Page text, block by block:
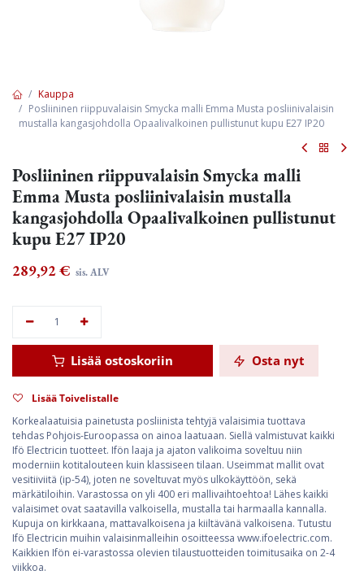
Kauppa
Posliininen riippuvalaisin Smycka malli Emma Musta posliinivalaisin
mustalla kangasjohdolla Opaalivalkoinen pullistunut kupu E27 IP20
Posliininen riippuvalaisin Smycka malli
Emma Musta posliinivalaisin mustalla
kangasjohdolla Opaalivalkoinen pullistunut
kupu E27 IP20
289,92€ sis. ALV
Lisää ostoskoriin Osta nyt
Lisää Toivelistalle
Korkealaatuisia painetusta posliinista tehtyjä valaisimia tuottava
tehdas Pohjois-Euroopassa on ainoa laatuaan. Siellä valmistuvat kaikki
Ifö Electricin tuotteet. Ifön laaja ja ajaton valikoima soveltuu niin
moderniin kotitalouteen kuin klassiseen tilaan. Useimmat mallit ovat
vesitiiviitä (ip-54), joten ne soveltuvat myös ulkokäyttöön, sekä
märkätiloihin. Varastossa on yli 400 eri mallivaihtoehtoa! Lähes kaikki
valaisimet ovat saatavilla valkoisella, mustalla tai harmaalla kannalla.
Kupuja on kirkkaana, mattavalkoisena ja kiiltävänä valkoisena. Tutustu
Ifö Electricin muihin valaisinmalleihin osoitteessa www.ifoelectric.com.
Kaikkien Ifön ei-varastossa olevien tilaustuotteiden toimitusaika on 2-4
viikkoa.